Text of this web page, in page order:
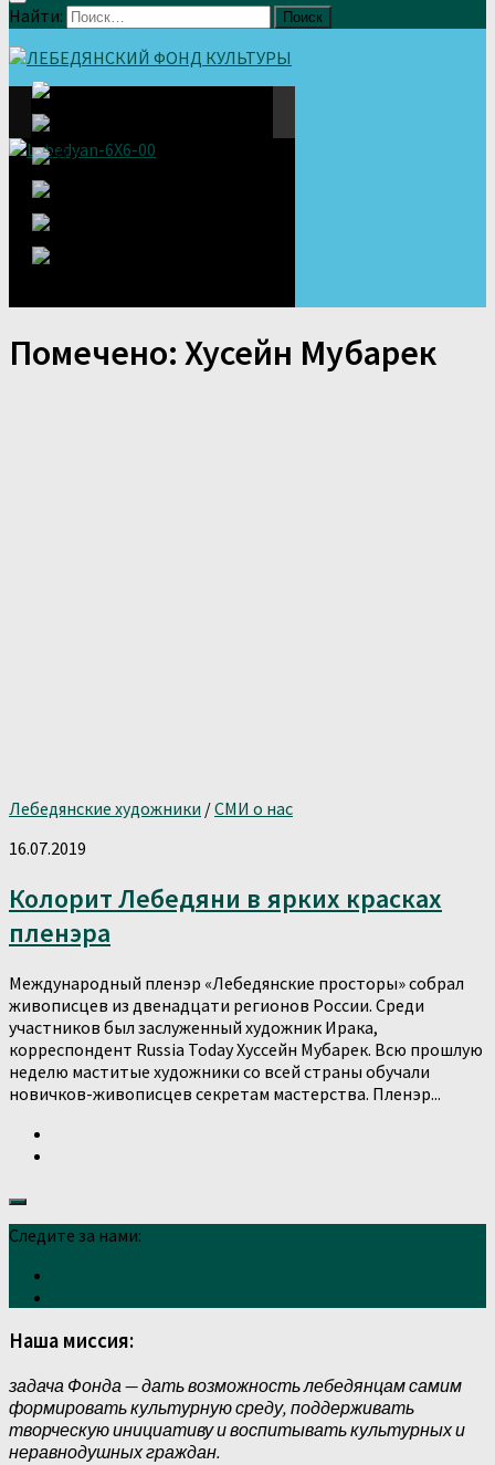
Найти:
Помечено: Хусейн Мубарек
Лебедянские художники /СМИ о нас
16.07.2019
Колорит Лебедяни в ярких красках
пленэра
Международный пленэр «Лебедянские просторы» собрал
живописцев из двенадцати регионов России. Среди
участников был заслуженный художник Ирака,
корреспондент Russia Today Хуссейн Мубарек. Всю прошлую
неделю маститые художники со всей страны обучали
новичков-живописцев секретам мастерства. Пленэр...
Следите за нами:
Наша миссия:
задача Фонда — дать возможность лебедянцам самим
формировать культурную среду, поддерживать
творческую инициативу и воспитывать культурных и
неравнодушных граждан.